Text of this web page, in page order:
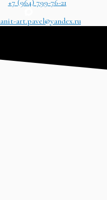
+7 (964) 799-76-21
art.pavel@yandex.ru